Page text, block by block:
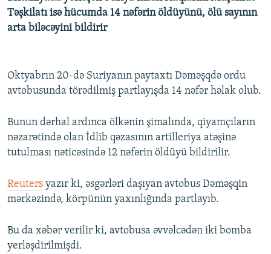
XƏBƏR BÜLLETENLƏRIMIZ
Təşkilatı isə hücumda 14 nəfərin öldüyünü, ölü sayının
arta biləcəyini bildirir
Oktyabrın 20-də Suriyanın paytaxtı Dəməşqdə ordu
avtobusunda törədilmiş partlayışda 14 nəfər həlak olub.
Bunun dərhal ardınca ölkənin şimalında, qiyamçıların
nəzarətində olan İdlib qəzasının artilleriya atəşinə
tutulması nəticəsində 12 nəfərin öldüyü bildirilir.
Reuters yazır ki, əsgərləri daşıyan avtobus Dəməşqin
mərkəzində, körpünün yaxınlığında partlayıb.
Bu da xəbər verilir ki, avtobusa əvvəlcədən iki bomba
yerləşdirilmişdi.